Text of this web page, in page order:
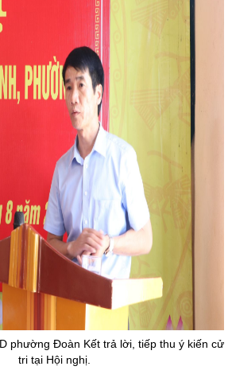
phường Đoàn Kết trả lời, tiếp thu ý kiến cử
tri tại Hội nghị.